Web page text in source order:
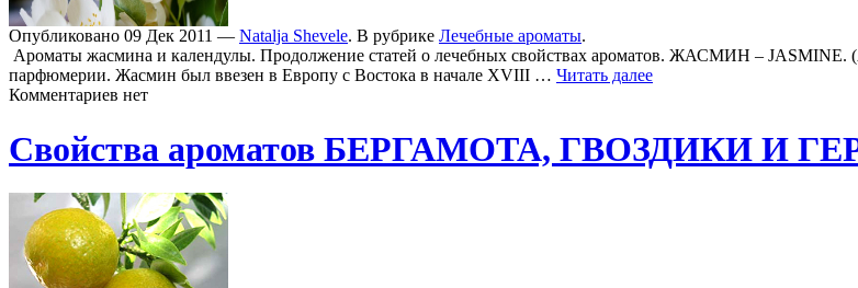
Опубликовано 09 Дек 2011 — Natalja Shevele. В рубрике Лечебные ароматы.
Ароматы жасмина и календулы. Продолжение статей о лечебных свойствах ароматов. ЖАСМИН –
парфюмерии. Жасмин был ввезен в Европу с Востока в начале XVIII … Читать далее
Комментариев нет
Свойства ароматов БЕРГАМОТА, ГВОЗДИКИ И